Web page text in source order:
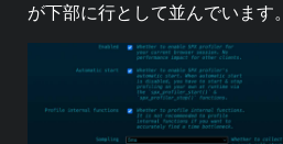
が下部に行として並んでいます。